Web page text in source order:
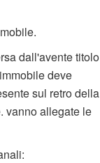
dall'avente titolo
deve
sul retro della
vanno allegate le